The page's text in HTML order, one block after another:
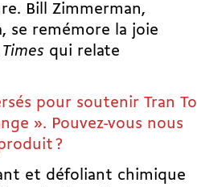
Bill Zimmerman,
se remémore la joie
qui relate
pour soutenir Tran To
». Pouvez-vous nous
?
et défoliant chimique